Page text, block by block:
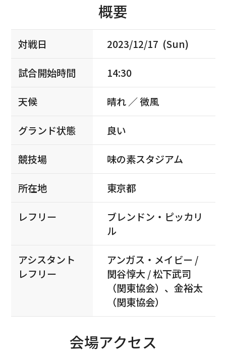
概要
対戦日 2023/12/17 (Sun)
試合開始時間 14:30
天候 晴れ ／ 微風
グランド状態 良い
競技場 味の素スタジアム
所在地 東京都
レフリー
ブレンドン・ピッカリ
ル
アシスタント
レフリー
アンガス・メイビー /
関谷惇大 / 松下武司
（関東協会）、金裕太
（関東協会）
会場アクセス